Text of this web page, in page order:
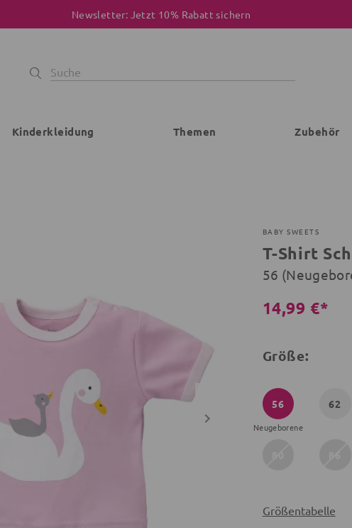
Newsletter: Jetzt 10% Rabatt sichern
Kinderkleidung Themen Zubehör
BABY SWEETS
T-Shirt
56
14,99 €*
Größe:
56
Neugeborene
62
Größentabelle